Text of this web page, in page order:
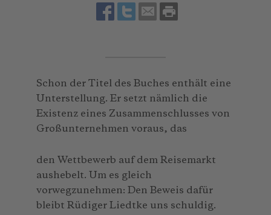
Schon der Titel des Buches enthält eine
Unterstellung. Er setzt nämlich die
Existenz eines Zusammenschlusses von
Großunternehmen voraus, das
den Wettbewerb auf dem Reisemarkt
aushebelt. Um es gleich
vorwegzunehmen: Den Beweis dafür
bleibt Rüdiger Liedtke uns schuldig.